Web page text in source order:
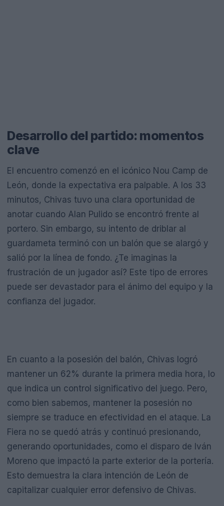
Desarrollo del partido: momentos
clave
El encuentro comenzó en el icónico Nou Camp de
León, donde la expectativa era palpable. A los 33
minutos, Chivas tuvo una clara oportunidad de
anotar cuando Alan Pulido se encontró frente al
portero. Sin embargo, su intento de driblar al
guardameta terminó con un balón que se alargó y
salió por la línea de fondo. ¿Te imaginas la
frustración de un jugador así? Este tipo de errores
puede ser devastador para el ánimo del equipo y la
confianza del jugador.
En cuanto a la posesión del balón, Chivas logró
mantener un 62% durante la primera media hora, lo
que indica un control significativo del juego. Pero,
como bien sabemos, mantener la posesión no
siempre se traduce en efectividad en el ataque. La
Fiera no se quedó atrás y continuó presionando,
generando oportunidades, como el disparo de Iván
Moreno que impactó la parte exterior de la portería.
Esto demuestra la clara intención de León de
capitalizar cualquier error defensivo de Chivas.